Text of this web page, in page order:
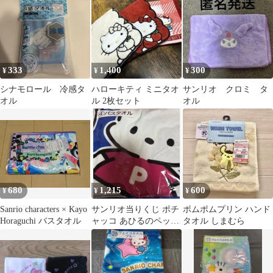
¥333
シナモロール 冷感タ
オル
¥ 1,400
ハローキティ ミニタオ
ル 2枚セット
¥300
サンリオ クロミ タ
オル
¥680
Sanrio characters × Kayo
Horaguchi バスタオル
¥ 1,215
サンリオ当りくじ ポチ
ャッコ あひるのペック
ル 当りくじ バスタオル
¥600
ポムポムプリン ハンド
タオル しまむら